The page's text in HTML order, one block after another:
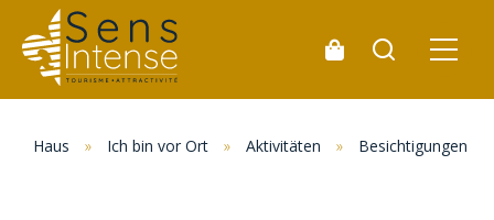
Haus » Ich bin vor Ort » Aktivitäten » Besichtigungen